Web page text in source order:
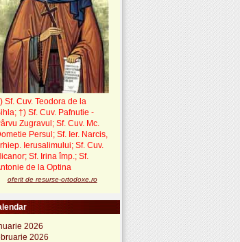
Sf. Cuv. Teodora de la
; †) Sf. Cuv. Pafnutie -
Zugravul ; Sf. Cuv. Mc.
Persul; Sf. Ier. Narcis,
Ierusalimului; Sf. Cuv.
Sf. Irina împ.; Sf.
de la Optina
oferit de resurse-ortodoxe.ro
2026
2026